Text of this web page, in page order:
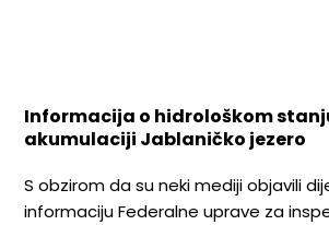
Informacija o hidrološkom
akumulaciji Jablaničko jezero
S obzirom da su neki mediji objavili
informaciju Federalne uprave za